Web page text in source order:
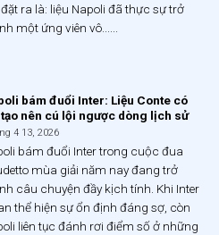
ra là: liệu Napoli đã thực sự trở
một ứng viên vô......
bám đuổi Inter: Liệu Conte có
tạo nên cú lội ngược dòng lịch sử
4 13, 2026
bám đuổi Inter trong cuộc đua
mùa giải năm nay đang trở
câu chuyện đầy kịch tính. Khi Inter
thể hiện sự ổn định đáng sợ, còn
liên tục đánh rơi điểm số ở những